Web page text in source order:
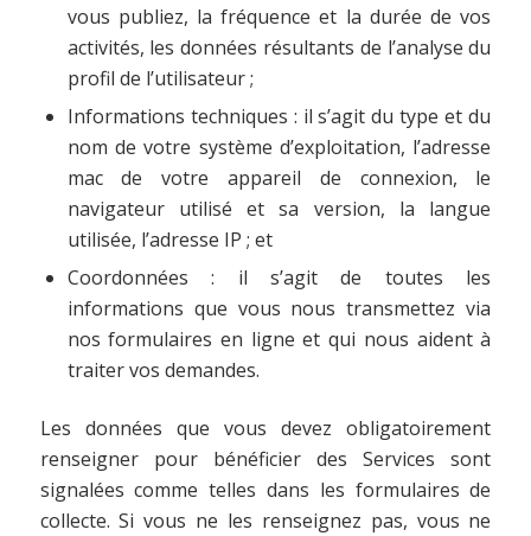
vous publiez, la fréquence et la durée de vos
activités, les données résultants de l’analyse du
profil de l’utilisateur ;
Informations techniques : il s’agit du type et du
nom de votre système d’exploitation, l’adresse
mac de votre appareil de connexion, le
navigateur utilisé et sa version, la langue
utilisée, l’adresse IP ; et
Coordonnées : il s’agit de toutes les
informations que vous nous transmettez via
nos formulaires en ligne et qui nous aident à
traiter vos demandes.
Les données que vous devez obligatoirement
renseigner pour bénéficier des Services sont
signalées comme telles dans les formulaires de
collecte. Si vous ne les renseignez pas, vous ne